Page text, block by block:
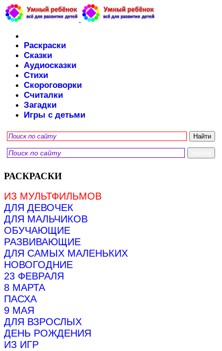
Раскраски
Сказки
Аудиосказки
Стихи
Скороговорки
Считалки
Загадки
Игры с детьми
РАСКРАСКИ
ИЗ МУЛЬТФИЛЬМОВ
ДЛЯ ДЕВОЧЕК
ДЛЯ МАЛЬЧИКОВ
ОБУЧАЮЩИЕ
РАЗВИВАЮЩИЕ
ДЛЯ САМЫХ МАЛЕНЬКИХ
НОВОГОДНИЕ
23 ФЕВРАЛЯ
8 МАРТА
ПАСХА
9 МАЯ
ДЛЯ ВЗРОСЛЫХ
ДЕНЬ РОЖДЕНИЯ
ИЗ ИГР